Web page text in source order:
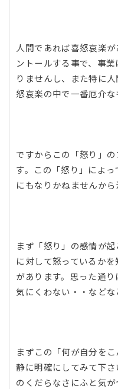
人間であれば喜怒哀楽
ントールする事で、事
りませんし、また特に
怒哀楽の中で一番厄介な
ですからこの「怒り」
す。この「怒り」によ
にもなりかねませんか
まず「怒り」の感情が
に対して怒っているか
があります。思った通
気にくわない・・などな
まずこの「何が自分を
静に明確にしてみて下
のくだらなさにふと気が